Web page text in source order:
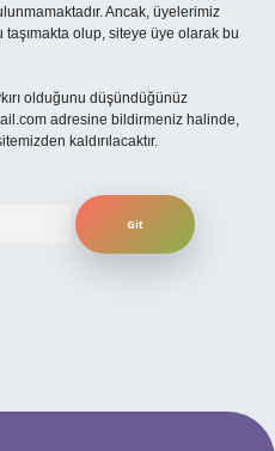
Ancak, üyelerimiz
olup, siteye üye olarak bu
olduğunu düşündüğünüz
adresine bildirmeniz halinde,
kaldırılacaktır.